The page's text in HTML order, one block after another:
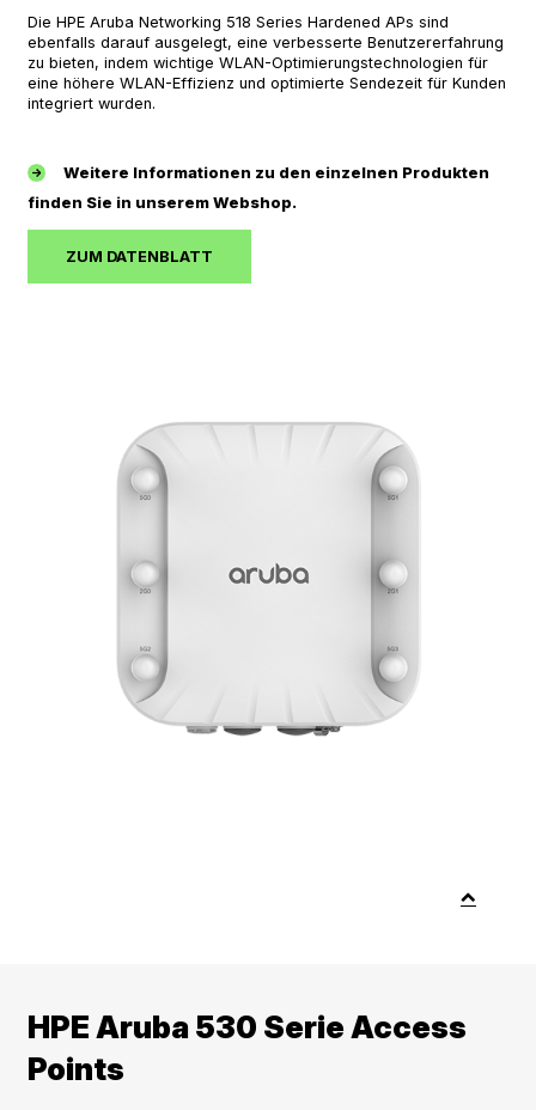
Die HPE Aruba Networking 518 Series Hardened APs sind
ebenfalls darauf ausgelegt, eine verbesserte Benutzererfahrung
zu bieten, indem wichtige WLAN-Optimierungstechnologien für
eine höhere WLAN-Effizienz und optimierte Sendezeit für Kunden
integriert wurden.
Weitere Informationen zu den einzelnen Produkten
finden Sie in unserem Webshop.
ZUM DATENBLATT
HPE Aruba 530 Serie Access
Points